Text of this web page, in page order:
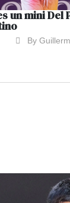
un mini Del
By